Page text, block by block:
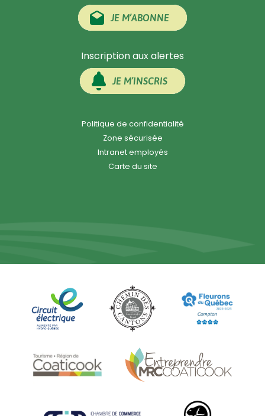
JE M’ABONNE
Inscription aux alertes
JE M’INSCRIS
Politique de confidentialité
Zone sécurisée
Intranet employés
Carte du site